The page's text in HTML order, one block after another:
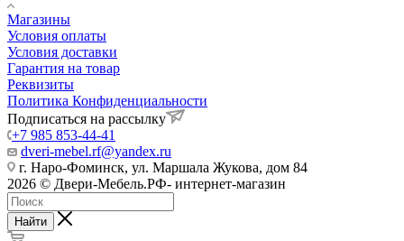
Магазины
Условия оплаты
Условия доставки
Гарантия на товар
Реквизиты
Политика Конфиденциальности
Подписаться на рассылку
+7 985 853-44-41
dveri-mebel.rf@yandex.ru
г. Наро-Фоминск, ул. Маршала Жукова, дом 84
2026 © Двери-Мебель.РФ- интернет-магазин
Найти